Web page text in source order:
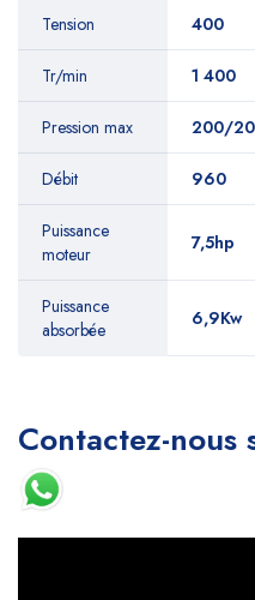
Tension 400
Tr/min 1 400
Pression max ‎200/20
Débit 960
Puissance
moteur
7,5hp
Puissance
absorbée
6,9Kw
Contactez-nous